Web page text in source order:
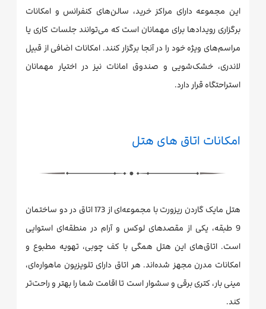
این مجموعه دارای مراکز خرید، سالن‌های کنفرانس و امکانات
برگزاری رویدادها برای مهمانان است که می‌توانند جلسات کاری یا
مراسم‌های ویژه خود را در آنجا برگزار کنند. امکانات اضافی از قبیل
لاندری، خشک‌شویی و صندوق امانات نیز در اختیار مهمانان
استراحتگاه قرار دارد.
امکانات اتاق های هتل
هتل مایک گاردن ریزورت با مجموعه‌ای از 173 اتاق در دو ساختمان
9 طبقه، یکی از مقصدهای لوکس و آرام در منطقه‌ای استوایی
است. اتاق‌های این هتل همگی با کف چوبی، تهویه مطبوع و
امکانات مدرن مجهز شده‌اند. هر اتاق دارای تلویزیون ماهواره‌ای،
مینی بار، کتری برقی و سشوار است تا اقامت شما را بهتر و راحت‌تر
کند.